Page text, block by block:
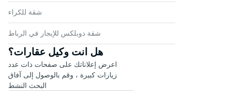
شقة للكراء
شقة دوبلكس للإيجار في الرباط
هل انت وكيل عقارات؟
اعرض إعلاناتك على صفحات ذات عدد
زيارات كبيرة ، وقم بالوصول إلى آفاق
البحث النشط